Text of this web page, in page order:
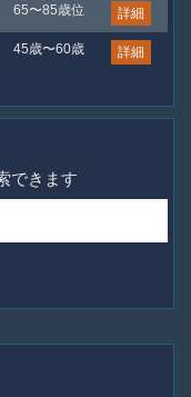
65〜85歳位 詳細
45歳〜60歳 詳細
できます